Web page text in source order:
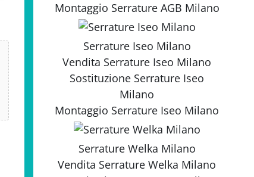
Montaggio Serrature AGB Milano
Serrature Iseo Milano
Vendita Serrature Iseo Milano
Sostituzione Serrature Iseo
Milano
Montaggio Serrature Iseo Milano
Serrature Welka Milano
Vendita Serrature Welka Milano